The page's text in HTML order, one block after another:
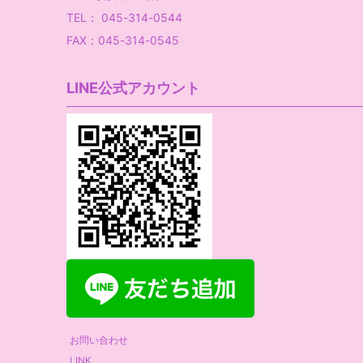
TEL： 045-314-0544
FAX：045-314-0545
LINE公式アカウント
お問い合わせ
LINK